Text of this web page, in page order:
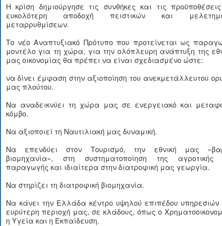
Η κρίση δημιούργησε τις συνθήκες και τις
ευκολότερη αποδοχή πειστικών και
μεταρρυθμίσεων.
Το νέο Αναπτυξιακό Πρότυπο που προτείνεται ως
μοντέλο για τη χώρα, για την ολόπλευρη ανάπτυξη της
μας οικονομίας θα πρέπει να είναι σχεδιασμένο ώστε:
να δίνει έμφαση στην αξιοποίηση του ανεκμετάλλευτου
μας πλούτου.
Να αναδεικνύει τη χώρα μας σε ενεργειακό και
κόμβο.
Να αξιοποιεί τη Ναυτιλιακή μας δυναμική.
Να επενδύει στον Τουρισμό, την εθνική μας
βιομηχανία», στη συστηματοποίηση της
παραγωγής και ιδιαίτερα στην διατροφική μας γεωργία.
Να στηρίζει τη διατροφική βιομηχανία.
Να κάνει την Ελλάδα κέντρο υψηλού επιπέδου υπηρεσιών
ευρύτερη περιοχή μας, σε κλάδους, όπως ο
η Υγεία και η Εκπαίδευση.